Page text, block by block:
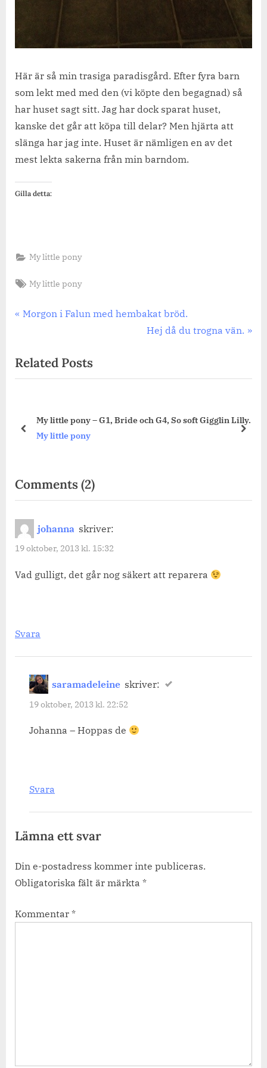
Här är så min trasiga paradisgård. Efter fyra barn
som lekt med med den (vi köpte den begagnad) så
har huset sagt sitt. Jag har dock sparat huset,
kanske det går att köpa till delar? Men hjärta att
slänga har jag inte. Huset är nämligen en av det
mest lekta sakerna från min barndom.
Gilla detta:
My little pony
Tags:
My little pony
Inläggsnavigering
Previous
Morgon i Falun med hembakat bröd.
Next
Hej då du trogna vän.
Related Posts
My little pony – G1, Bride och G4, So soft Gigglin Lilly.
My little pony
prev next
Comments(2)on
“Ett
johanna skriver:
19 oktober, 2013 kl. 15:32
Vad gulligt, det går nog säkert att reparera
Svara
saramadeleine skriver:
19 oktober, 2013 kl. 22:52
Johanna – Hoppas de
Svara
Lämna ett svar
Din e-postadress kommer inte publiceras.
Obligatoriska fält är märkta *
Kommentar *